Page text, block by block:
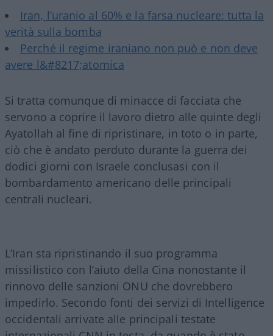
Iran, l’uranio al 60% e la farsa nucleare: tutta la
verità sulla bomba
Perché il regime iraniano non può e non deve
avere l&#8217;atomica
Si tratta comunque di minacce di facciata che
servono a coprire il lavoro dietro alle quinte degli
Ayatollah al fine di ripristinare, in toto o in parte,
ciò che è andato perduto durante la guerra dei
dodici giorni con Israele conclusasi con il
bombardamento americano delle principali
centrali nucleari.
L’Iran sta ripristinando il suo programma
missilistico con l’aiuto della Cina nonostante il
rinnovo delle sanzioni ONU che dovrebbero
impedirlo. Secondo fonti dei servizi di Intelligence
occidentali arrivate alle principali testate